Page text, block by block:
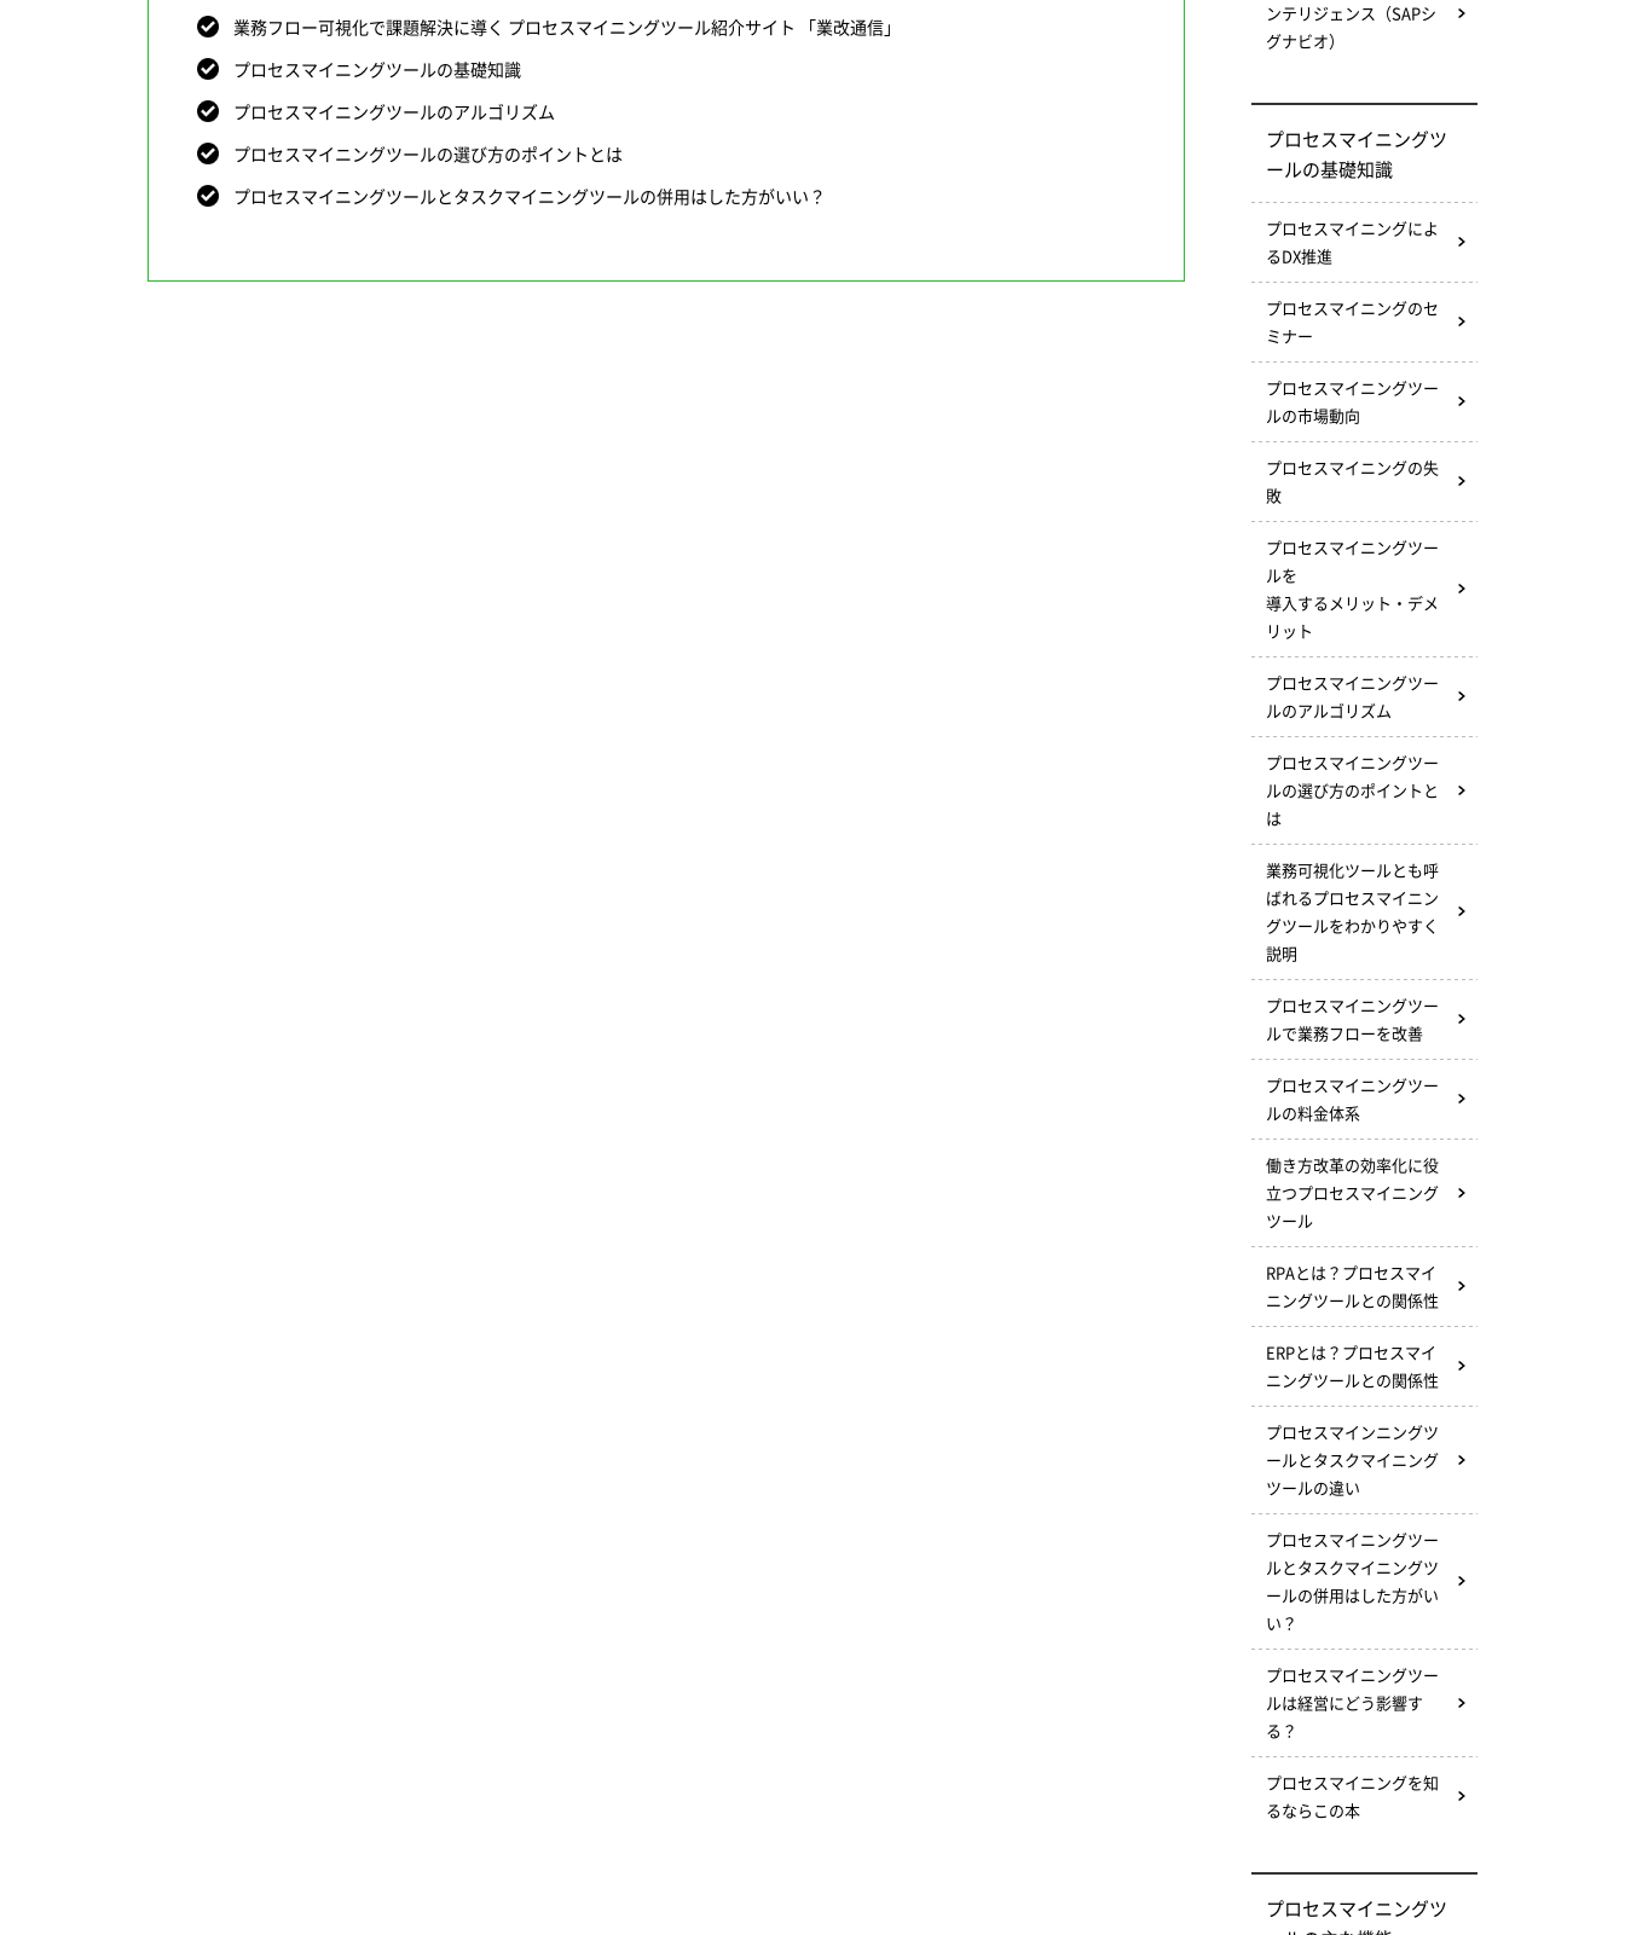
業務フロー可視化で課題解決に導く プロセスマイニングツール紹介サイト 「業改通信」
プロセスマイニングツールの基礎知識
プロセスマイニングツールのアルゴリズム
プロセスマイニングツールの選び方のポイントとは
プロセスマイニングツールとタスクマイニングツールの併用はした方がいい？
ンテリジェンス（SAPシ
グナビオ）
プロセスマイニングツ
ールの基礎知識
プロセスマイニングによ
るDX推進
プロセスマイニングのセ
ミナー
プロセスマイニングツー
ルの市場動向
プロセスマイニングの失
敗
プロセスマイニングツー
ルを
導入するメリット・デメ
リット
プロセスマイニングツー
ルのアルゴリズム
プロセスマイニングツー
ルの選び方のポイントと
は
業務可視化ツールとも呼
ばれるプロセスマイニン
グツールをわかりやすく
説明
プロセスマイニングツー
ルで業務フローを改善
プロセスマイニングツー
ルの料金体系
働き方改革の効率化に役
立つプロセスマイニング
ツール
RPAとは？プロセスマイ
ニングツールとの関係性
ERPとは？プロセスマイ
ニングツールとの関係性
プロセスマインニングツ
ールとタスクマイニング
ツールの違い
プロセスマイニングツー
ルとタスクマイニングツ
ールの併用はした方がい
い？
プロセスマイニングツー
ルは経営にどう影響す
る？
プロセスマイニングを知
るならこの本
プロセスマイニングツ